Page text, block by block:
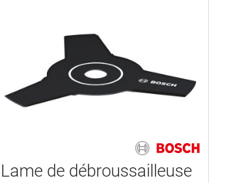
Lame de débroussailleuse